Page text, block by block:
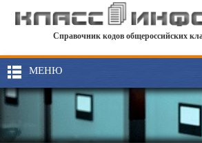
Справочник кодов общероссийских
МЕНЮ